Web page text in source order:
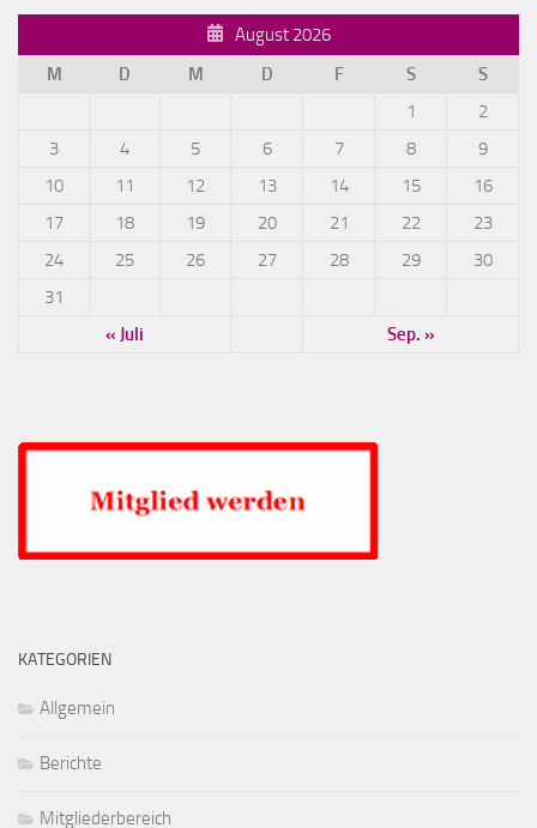
August 2026
M
D M D F S
S
1
2
3
4 5 6 7 8
9
10
11 12 13 14 15
16
17
18 19 20 21 22
23
24
25 26 27 28 29
30
31
« Juli
Sep. »
KATEGORIEN
Allgemein
Berichte
Mitgliederbereich